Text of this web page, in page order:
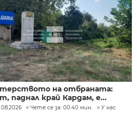
на отбраната:
паднал край Кардам, е...
Чете се за: 00:40 мин. У нас